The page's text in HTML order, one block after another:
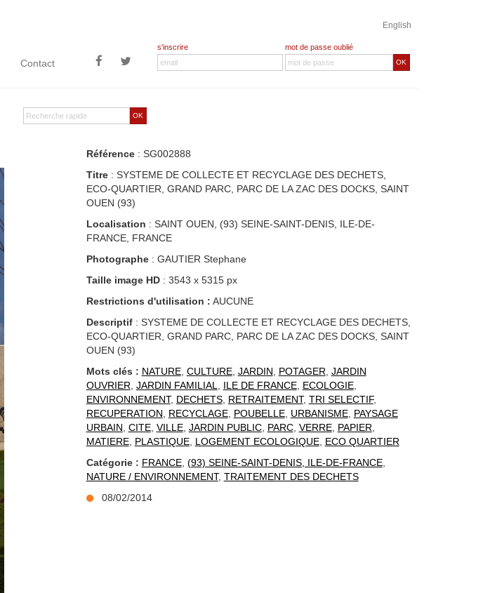
English
Contact
s'inscrire mot de passe oublié
OK
OK
Référence: SG002888
Titre: SYSTEME DE COLLECTE ET RECYCLAGE DES DECHETS,
ECO-QUARTIER, GRAND PARC, PARC DE LA ZAC DES DOCKS, SAINT
OUEN (93)
Localisation : SAINT OUEN, (93) SEINE-SAINT-DENIS, ILE-DE-
FRANCE, FRANCE
Photographe: GAUTIER Stephane
Taille image HD: 3543 x 5315 px
Restrictions d'utilisation : AUCUNE
Descriptif: SYSTEME DE COLLECTE ET RECYCLAGE DES DECHETS,
ECO-QUARTIER, GRAND PARC, PARC DE LA ZAC DES DOCKS, SAINT
OUEN (93)
Mots clés : NATURE, CULTURE, JARDIN POTAGER JARDIN
OUVRIER JARDIN FAMILIAL ILE DE FRANCE, ECOLOGIE,
ENVIRONNEMENT, DECHETS, RETRAITEMENT, TRI SELECTIF,
RECUPERATION
RECYCLAGE, POUBELLE, URBANISME, PAYSAGE
URBAIN CITE, VILLE, JARDIN PUBLIC, PARC, VERRE, PAPIER
MATIERE, PLASTIQUE, LOGEMENT ECOLOGIQUE, ECO QUARTIER
Catégorie : FRANCE, (93) SEINE-SAINT-DENIS, ILE-DE-FRANCE,
NATURE / ENVIRONNEMENT, TRAITEMENT DES DECHETS
08/02/2014